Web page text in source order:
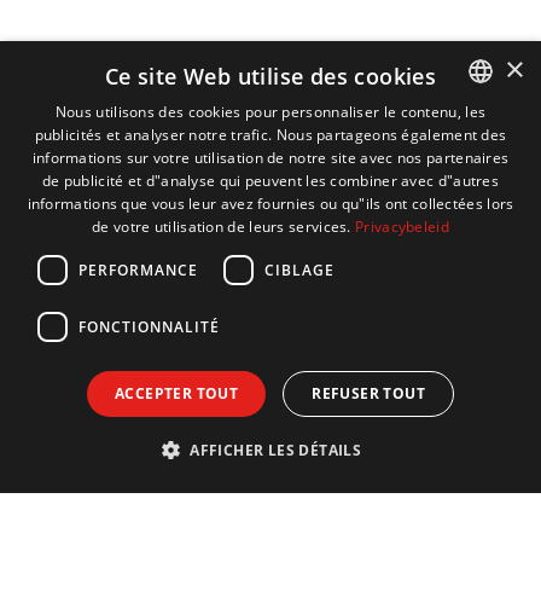
DUTCH
ENGLISH
×
Ce site Web utilise des cookies
Nous utilisons des cookies pour personnaliser le contenu, les
publicités et analyser notre trafic. Nous partageons également des
informations sur votre utilisation de notre site avec nos partenaires
de publicité et d"analyse qui peuvent les combiner avec d"autres
informations que vous leur avez fournies ou qu"ils ont collectées lors
de votre utilisation de leurs services. Privacybeleid
PERFORMANCE CIBLAGE
FONCTIONNALITÉ
ACCEPTER TOUT REFUSER TOUT
AFFICHER LES DÉTAILS